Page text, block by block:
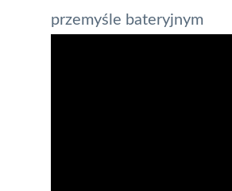
przemyśle bateryjnym